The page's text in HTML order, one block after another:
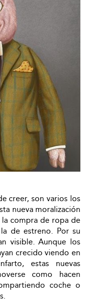
creer, son varios los
nueva moralización
la compra de ropa de
de estreno. Por su
visible. Aunque los
crecido viendo en
estas nuevas
como hacen
coche o